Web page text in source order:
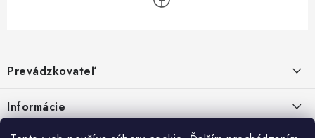
p
ä
t
Prevádzkovateľ
Malinová 49
Informácie
Kontakty